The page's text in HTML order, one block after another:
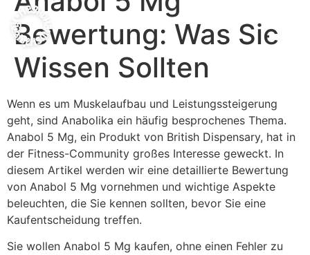
Bewertung: Was Sie
Wissen Sollten
Wenn es um Muskelaufbau und Leistungssteigerung
geht, sind Anabolika ein häufig besprochenes Thema.
Anabol 5 Mg, ein Produkt von British Dispensary, hat in
der Fitness-Community großes Interesse geweckt. In
diesem Artikel werden wir eine detaillierte Bewertung
von Anabol 5 Mg vornehmen und wichtige Aspekte
beleuchten, die Sie kennen sollten, bevor Sie eine
Kaufentscheidung treffen.
Sie wollen Anabol 5 Mg kaufen, ohne einen Fehler zu